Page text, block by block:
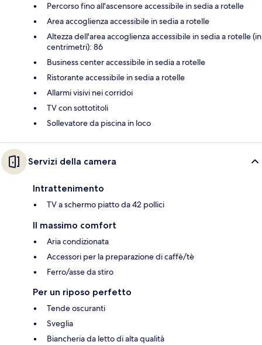
Percorso fino all'ascensore accessibile in sedia a rotelle
Area accoglienza accessibile in sedia a rotelle
Altezza dell'area accoglienza accessibile in sedia a rotelle (in
centrimetri): 86
Business center accessibile in sedia a rotelle
Ristorante accessibile in sedia a rotelle
Allarmi visivi nei corridoi
TV con sottotitoli
Sollevatore da piscina in loco
Servizi della camera
Intrattenimento
TV a schermo piatto da 42 pollici
Il massimo comfort
Aria condizionata
Accessori per la preparazione di caffè/tè
Ferro/asse da stiro
Per un riposo perfetto
Tende oscuranti
Sveglia
Biancheria da letto di alta qualità